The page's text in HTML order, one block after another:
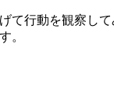
て行動を観察して
。